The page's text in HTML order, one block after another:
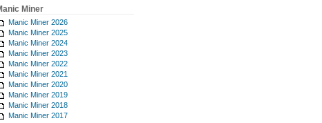
Miner
Manic Miner 2026
Manic Miner 2025
Manic Miner 2024
Manic Miner 2023
Manic Miner 2022
Manic Miner 2021
Manic Miner 2020
Manic Miner 2019
Manic Miner 2018
Manic Miner 2017